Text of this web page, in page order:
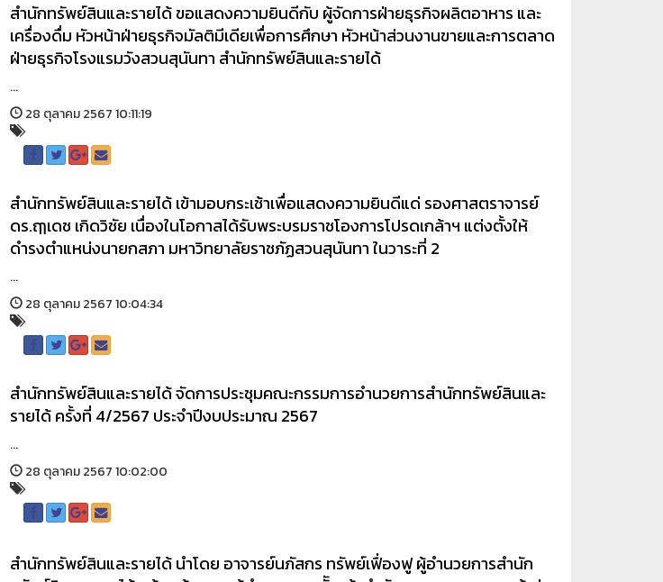
สำนักทรัพย์สินและรายได้ ขอแสดงความยินดีกับ ผู้จัดการฝ่ายธุรกิจผลิตอาหาร และ
เครื่องดื่ม หัวหน้าฝ่ายธุรกิจมัลติมีเดียเพื่อการศึกษา หัวหน้าส่วนงานขายและการตลาด
ฝ่ายธุรกิจโรงแรมวังสวนสุนันทา สำนักทรัพย์สินและรายได้
...
28 ตุลาคม 2567 10:11:19
สำนักทรัพย์สินและรายได้ เข้ามอบกระเช้าเพื่อแสดงความยินดีแด่ รองศาสตราจารย์
ดร.ฤๅเดช เกิดวิชัย เนื่องในโอกาสได้รับพระบรมราชโองการโปรดเกล้าฯ แต่งตั้งให้
ดำรงตำแหน่งนายกสภา มหาวิทยาลัยราชภัฏสวนสุนันทา ในวาระที่ 2
...
28 ตุลาคม 2567 10:04:34
สำนักทรัพย์สินและรายได้ จัดการประชุมคณะกรรมการอำนวยการสำนักทรัพย์สินและ
รายได้ ครั้งที่ 4/2567 ประจำปีงบประมาณ 2567
...
28 ตุลาคม 2567 10:02:00
สำนักทรัพย์สินและรายได้ นำโดย อาจารย์นภัสกร ทรัพย์เฟื่องฟู ผู้อำนวยการสำนัก